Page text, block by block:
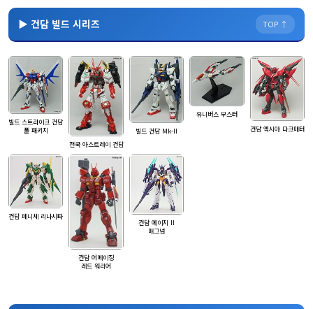
▶ 건담 빌드 시리즈 TOP ↑
빌드 스트라이크 건담
풀 패키지
전국 아스트레이 건담
빌드 건담 Mk-II
유니버스 부스터
건담 엑시아 다크매터
건담 페니체 리나시타
건담 어메이징
레드 워리어
건담 에이지 II
매그넘